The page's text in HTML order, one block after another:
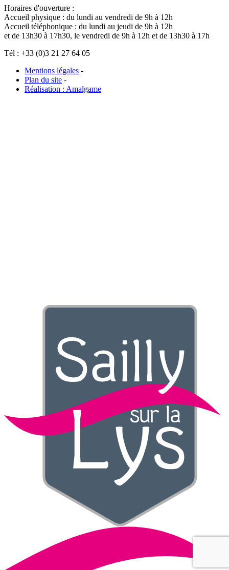
Horaires d'ouverture :
Accueil physique : du lundi au vendredi de 9h à 12h
Accueil téléphonique : du lundi au jeudi de 9h à 12h
et de 13h30 à 17h30, le vendredi de 9h à 12h et de 13h30 à 17h
Tél : +33 (0)3 21 27 64 05
Mentions légales -
Plan du site -
Réalisation : Amalgame